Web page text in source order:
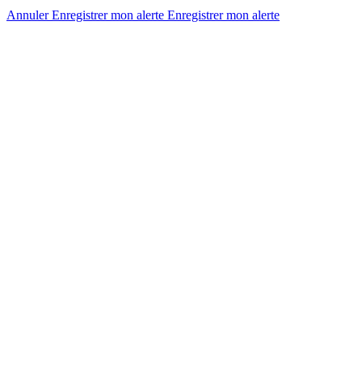
AnnulerEnregistrer mon alerte Enregistrermon alerte